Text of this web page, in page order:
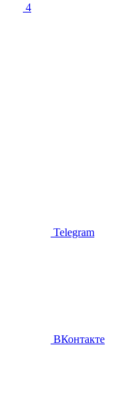
4
Telegram
ВКонтакте